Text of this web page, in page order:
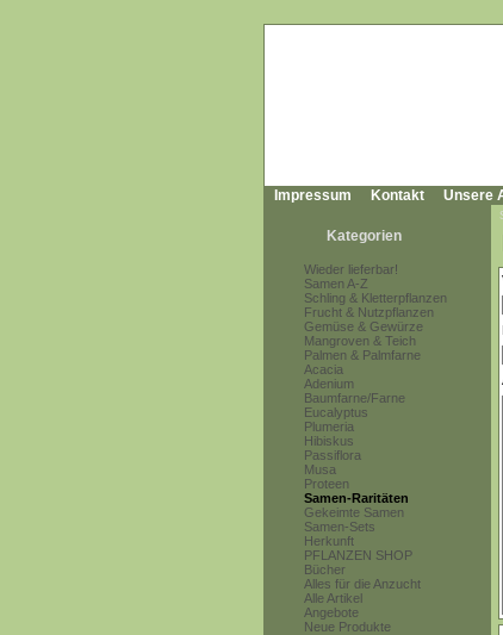
Impressum Kontakt Unsere
Kategorien
Wieder lieferbar!
Samen A-Z
Schling & Kletterpflanzen
Frucht & Nutzpflanzen
Gemüse & Gewürze
Mangroven & Teich
Palmen & Palmfarne
Acacia
Adenium
Baumfarne/Farne
Eucalyptus
Plumeria
Hibiskus
Passiflora
Musa
Proteen
Samen-Raritäten
Gekeimte Samen
Samen-Sets
Herkunft
PFLANZEN SHOP
Bücher
Alles für die Anzucht
Alle Artikel
Angebote
Neue Produkte